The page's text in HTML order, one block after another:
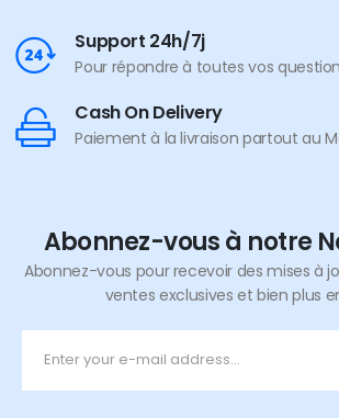
Support 24h/7j
Pour répondre à toutes vos question
Cash On Delivery
Paiement à la livraison partout au
Abonnez-vous à notre
Abonnez-vous pour recevoir des mises à
ventes exclusives et bien plus